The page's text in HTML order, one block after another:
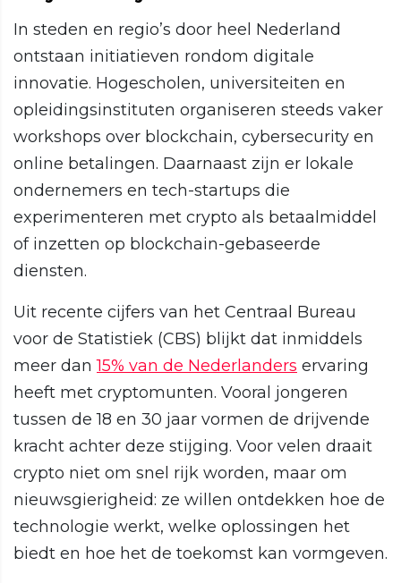
In steden en regio’s door heel Nederland
ontstaan initiatieven rondom digitale
innovatie. Hogescholen, universiteiten en
opleidingsinstituten organiseren steeds vaker
workshops over blockchain, cybersecurity en
online betalingen. Daarnaast zijn er lokale
ondernemers en tech-startups die
experimenteren met crypto als betaalmiddel
of inzetten op blockchain-gebaseerde
diensten.
Uit recente cijfers van het Centraal Bureau
voor de Statistiek (CBS) blijkt dat inmiddels
meer dan15% van de Nederlanders ervaring
heeft met cryptomunten. Vooral jongeren
tussen de 18 en 30 jaar vormen de drijvende
kracht achter deze stijging. Voor velen draait
crypto niet om snel rijk worden, maar om
nieuwsgierigheid: ze willen ontdekken hoe de
technologie werkt, welke oplossingen het
biedt en hoe het de toekomst kan vormgeven.